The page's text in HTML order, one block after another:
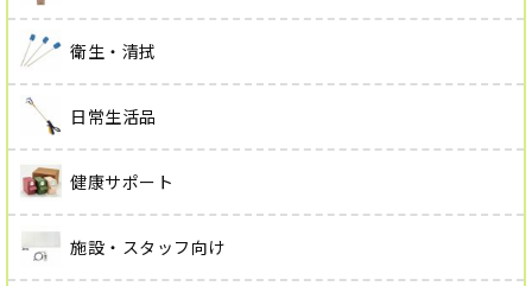
衛生・清拭
日常生活品
健康サポート
施設・スタッフ向け